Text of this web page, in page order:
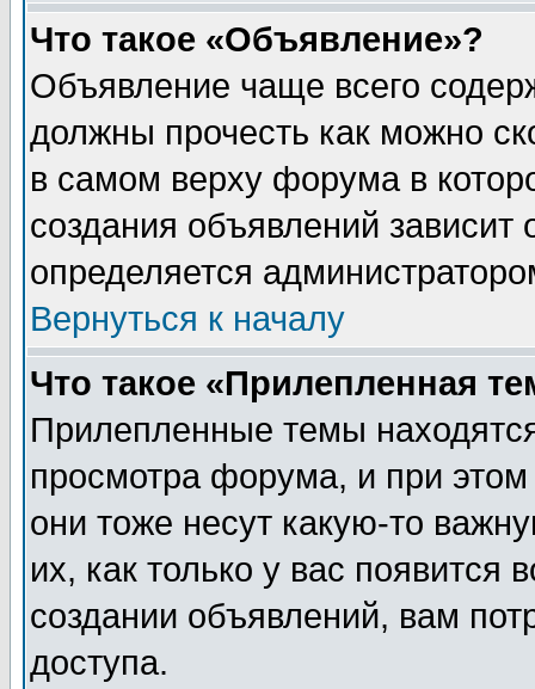
Что такое «Объявление»?
Объявление чаще всего
должны прочесть как можно
в самом верху форума в
создания объявлений зависит
определяется
Вернуться к началу
Что такое «Прилепленная
Прилепленные темы
просмотра форума, и при
они тоже несут какую-то
их, как только у вас появится
создании объявлений, вам
доступа.